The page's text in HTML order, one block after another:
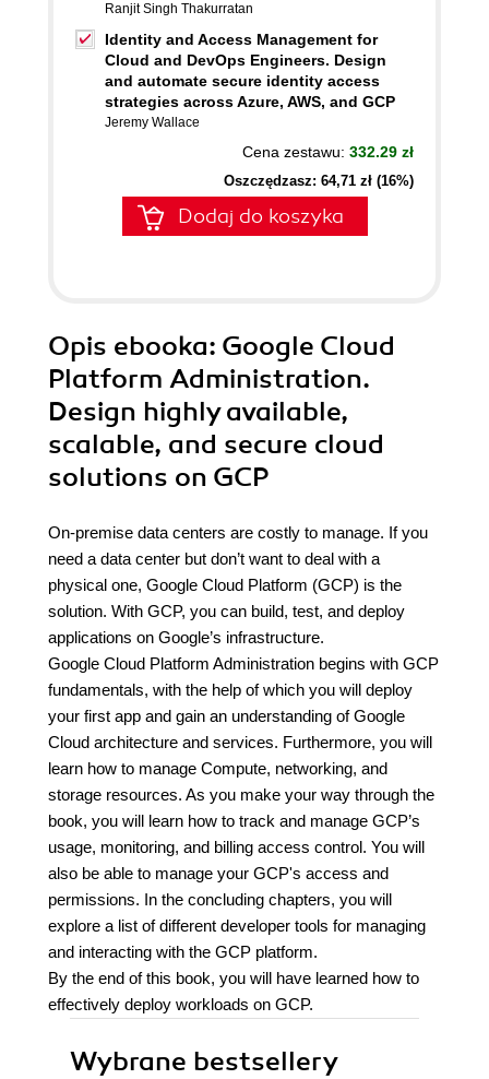
Ranjit Singh Thakurratan
Identity and Access Management for
Cloud and DevOps Engineers. Design
and automate secure identity access
strategies across Azure, AWS, and GCP
Jeremy Wallace
Cena zestawu: 332.29 zł
Oszczędzasz: 64,71 zł (16%)
Dodaj do koszyka
Opis ebooka: Google Cloud
Platform Administration.
Design highly available,
scalable, and secure cloud
solutions on GCP
On-premise data centers are costly to manage. If you
need a data center but don’t want to deal with a
physical one, Google Cloud Platform (GCP) is the
solution. With GCP, you can build, test, and deploy
applications on Google’s infrastructure.
Google Cloud Platform Administration begins with GCP
fundamentals, with the help of which you will deploy
your first app and gain an understanding of Google
Cloud architecture and services. Furthermore, you will
learn how to manage Compute, networking, and
storage resources. As you make your way through the
book, you will learn how to track and manage GCP’s
usage, monitoring, and billing access control. You will
also be able to manage your GCP's access and
permissions. In the concluding chapters, you will
explore a list of different developer tools for managing
and interacting with the GCP platform.
By the end of this book, you will have learned how to
effectively deploy workloads on GCP.
Wybrane bestsellery